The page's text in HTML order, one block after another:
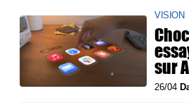
VISION
sur
26/04